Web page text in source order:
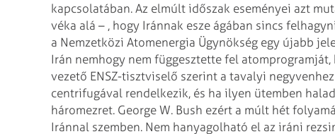
kapcsolatában. Az elmúlt időszak eseményei azt
véka alá – , hogy Iránnak esze ágában sincs
a Nemzetközi Atomenergia Ügynökség egy újabb
Irán nemhogy nem függesztette fel atomprogramját,
vezető ENSZ-tisztviselő szerint a tavalyi
centrifugával rendelkezik, és ha ilyen ütemben
háromezret. George W. Bush ezért a múlt hét
Iránnal szemben. Nem hanyagolható el az iráni